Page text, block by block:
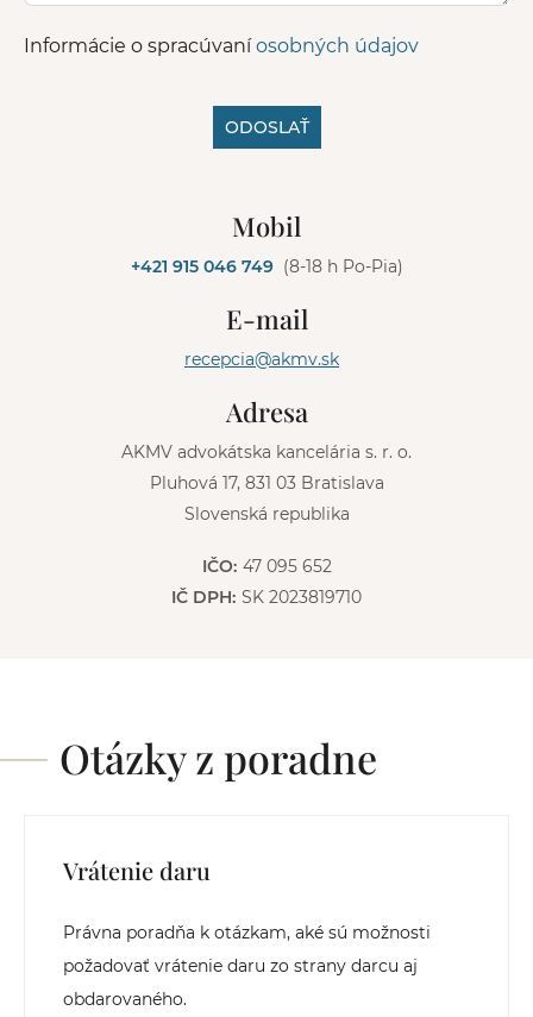
Informácie o spracúvaníosobných údajov
ODOSLAŤ
Mobil
+421 915 046 749 (8-18 h Po-Pia)
E-mail
recepcia@akmv.sk
Adresa
AKMV advokátska kancelária s. r. o.
Pluhová 17, 831 03 Bratislava
Slovenská republika
IČO: 47 095 652
IČ DPH: SK 2023819710
Otázky z poradne
Vrátenie daru
Právna poradňa k otázkam, aké sú možnosti
požadovať vrátenie daru zo strany darcu aj
obdarovaného.